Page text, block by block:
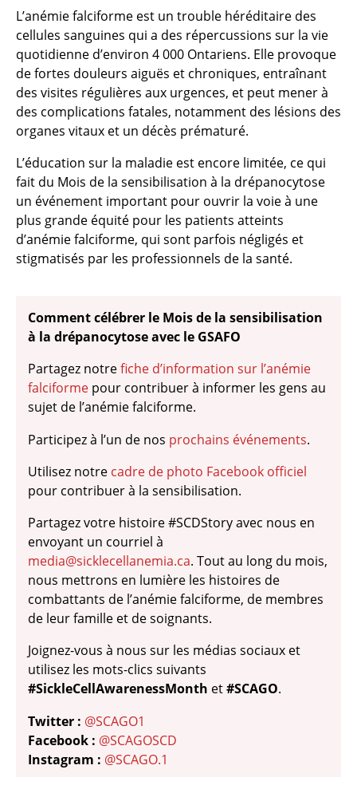
L’anémie falciforme est un trouble héréditaire des
cellules sanguines qui a des répercussions sur la vie
quotidienne d’environ 4 000 Ontariens. Elle provoque
de fortes douleurs aiguës et chroniques, entraînant
des visites régulières aux urgences, et peut mener à
des complications fatales, notamment des lésions des
organes vitaux et un décès prématuré.
L’éducation sur la maladie est encore limitée, ce qui
fait du Mois de la sensibilisation à la drépanocytose
un événement important pour ouvrir la voie à une
plus grande équité pour les patients atteints
d’anémie falciforme, qui sont parfois négligés et
stigmatisés par les professionnels de la santé.
Comment célébrer le Mois de la sensibilisation
à la drépanocytose avec le GSAFO
Partagez notrefiche d’information sur l’anémie
falciforme pour contribuer à informer les gens au
sujet de l’anémie falciforme.
Participez à l’un de nos prochains événements.
Utilisez notre cadre de photo Facebook officiel
pour contribuer à la sensibilisation.
Partagez votre histoire #SCDStory avec nous en
envoyant un courriel à
media@sicklecellanemia.ca. Tout au long du mois,
nous mettrons en lumière les histoires de
combattants de l’anémie falciforme, de membres
de leur famille et de soignants.
Joignez-vous à nous sur les médias sociaux et
utilisez les mots-clics suivants
#SickleCellAwarenessMonth et#SCAGO.
Twitter : @SCAGO1
Facebook : @SCAGOSCD
Instagram : @SCAGO.1